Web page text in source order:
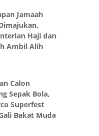
Jamaah
Haji dan
Ambil Alih
Calon
Sepak Bola,
Superfest
Bakat Muda